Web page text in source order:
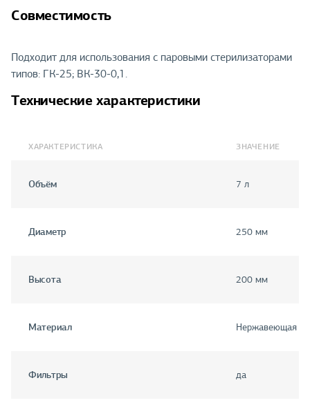
Совместимость
Подходит для использования с паровыми стерилизаторами
типов: ГК-25; ВК-30-0,1.
Технические характеристики
ХАРАКТЕРИСТИКА ЗНАЧЕНИЕ
Объём 7 л
Диаметр 250 мм
Высота 200 мм
Материал Нержавеющая
Фильтры да